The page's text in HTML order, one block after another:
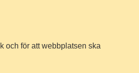
och för att webbplatsen ska